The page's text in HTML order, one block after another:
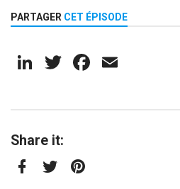
PARTAGER CET ÉPISODE
LinkedIn
TwitterFacebook
Share it: